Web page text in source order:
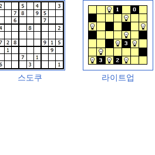
스도쿠 라이트업